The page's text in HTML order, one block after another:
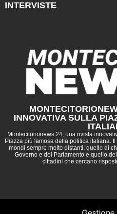
INTERVISTE
INNOVATIVA SULLA
Montecitorionews 24, una rivista
Piazza più famosa della politica italiana.
mondi sempre molto distanti: quello di
Governo e del Parlamento e quello
cittadini che cercano